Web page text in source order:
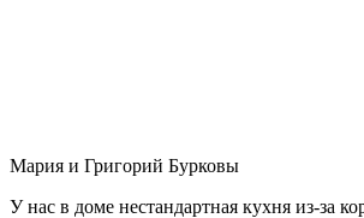
Мария и Григорий Бурковы
У нас в доме нестандартная кухня из-за